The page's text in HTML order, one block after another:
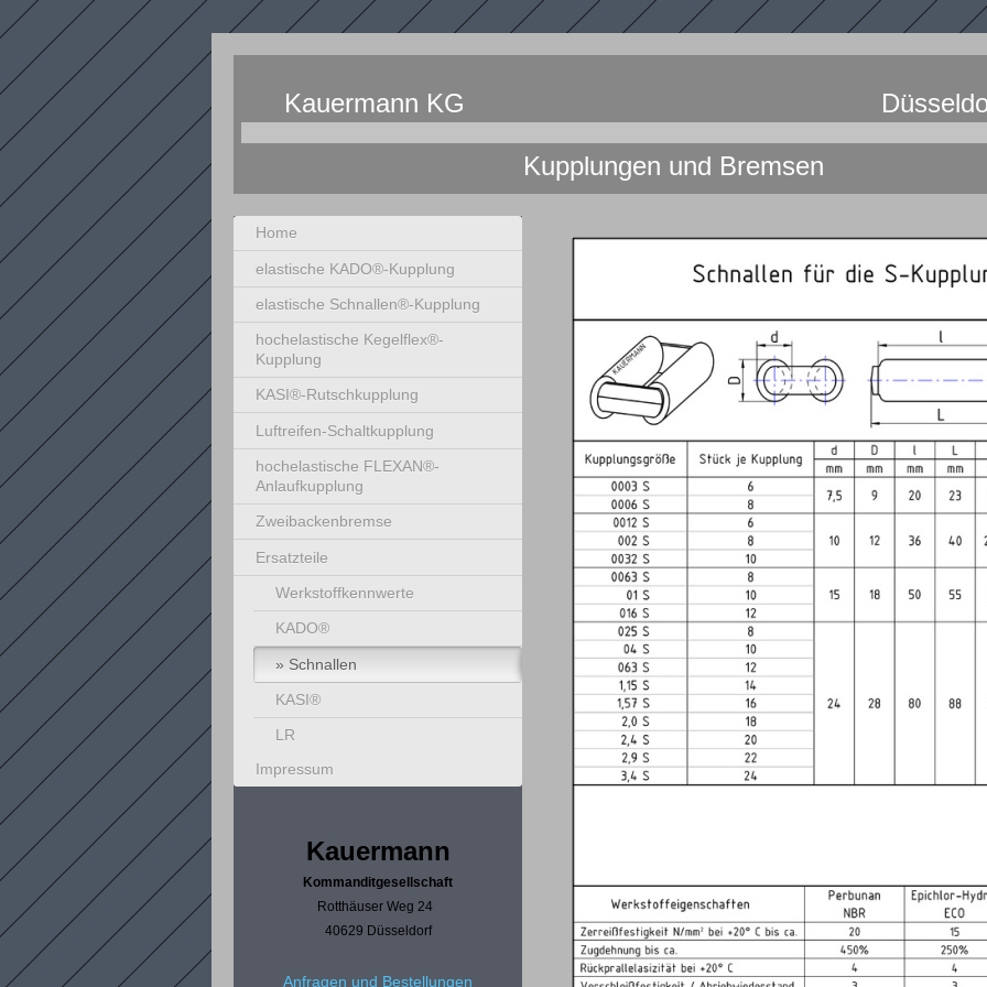
Kauermann KG
Kupplungen und Bremsen
Home
elastische KADO®-Kupplung
elastische Schnallen®-Kupplung
hochelastische Kegelflex®-
Kupplung
KASI®-Rutschkupplung
Luftreifen-Schaltkupplung
hochelastische FLEXAN®-
Anlaufkupplung
Zweibackenbremse
Ersatzteile
Werkstoffkennwerte
KADO®
Schnallen
KASI®
LR
Impressum
Kauermann
Kommanditgesellschaft
Rotthäuser Weg 24
40629 Düsseldorf
Anfragen und Bestellungen